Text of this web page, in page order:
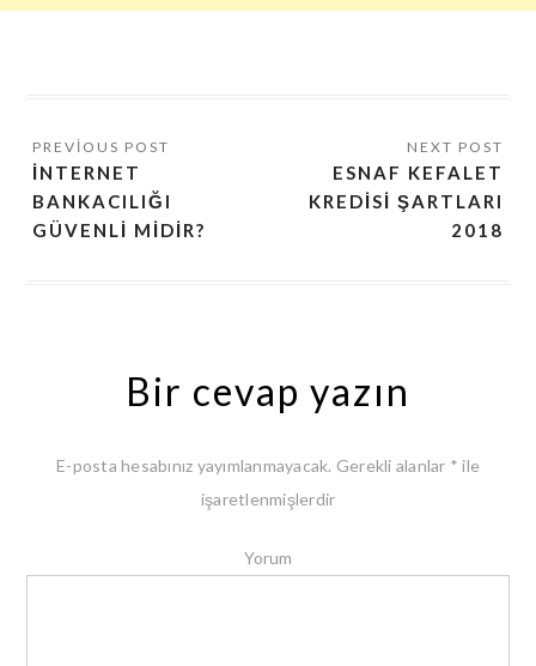
İNTERNET
BANKACILIĞI
GÜVENLI MIDIR?
ESNAF KEFALET
KREDISI ŞARTLARI
2018
Bir cevap yazın
E-posta hesabınız yayımlanmayacak. Gerekli alanlar * ile
işaretlenmişlerdir
Yorum